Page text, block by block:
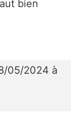
bien
05/2024 à